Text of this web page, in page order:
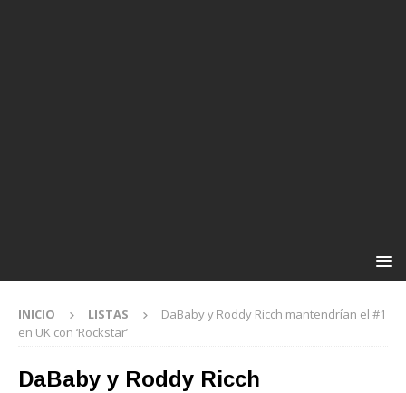
INICIO LISTAS
DaBaby y Roddy Ricch mantendrían el #1
en UK con ‘Rockstar’
DaBaby y Roddy Ricch